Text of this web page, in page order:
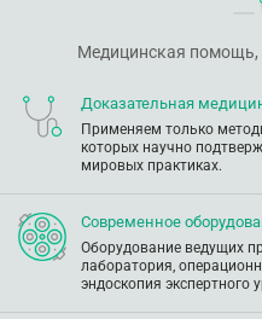
Медицинская помощь,
Доказательная
Применяем только
которых научно
мировых практиках.
Современное
Оборудование ведущих
лаборатория,
эндоскопия экспертного